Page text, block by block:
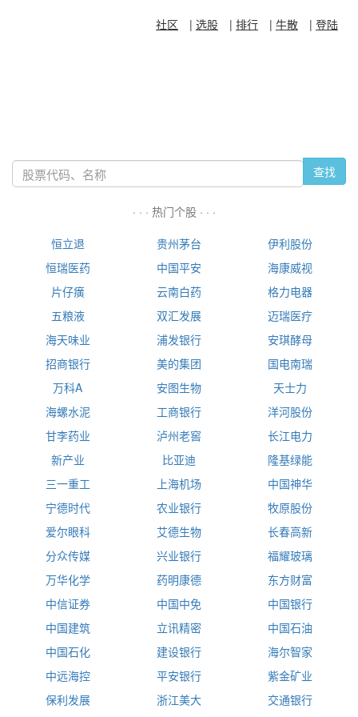
社区 | 选股 | 排行 | 牛散 | 登陆
查找
· · · 热门个股 · · ·
恒立退
贵州茅台
伊利股份
恒瑞医药
中国平安
海康威视
片仔癀
云南白药
格力电器
五粮液
双汇发展
迈瑞医疗
海天味业
浦发银行
安琪酵母
招商银行
美的集团
国电南瑞
万科A
安图生物
天士力
海螺水泥
工商银行
洋河股份
甘李药业
泸州老窖
长江电力
新产业
比亚迪
隆基绿能
三一重工
上海机场
中国神华
宁德时代
农业银行
牧原股份
爱尔眼科
艾德生物
长春高新
分众传媒
兴业银行
福耀玻璃
万华化学
药明康德
东方财富
中信证券
中国中免
中国银行
中国建筑
立讯精密
中国石油
中国石化
建设银行
海尔智家
中远海控
平安银行
紫金矿业
保利发展
浙江美大
交通银行